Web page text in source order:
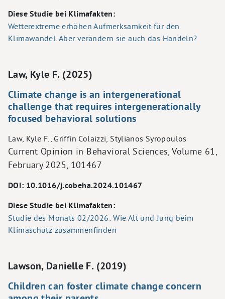
Diese Studie bei Klimafakten:
Wetterextreme erhöhen Aufmerksamkeit für den
Klimawandel. Aber verändern sie auch das Handeln?
Law, Kyle F. (2025)
Climate change is an intergenerational
challenge that requires intergenerationally
focused behavioral solutions
Law, Kyle F., Griffin Colaizzi, Stylianos Syropoulos
Current Opinion in Behavioral Sciences, Volume 61,
February 2025, 101467
DOI: 10.1016/j.cobeha.2024.101467
Diese Studie bei Klimafakten:
Studie des Monats 02/2026: Wie Alt und Jung beim
Klimaschutz zusammenfinden
Lawson, Danielle F. (2019)
Children can foster climate change concern